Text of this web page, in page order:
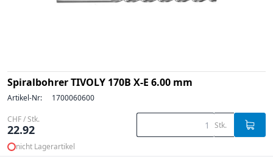
Spiralbohrer TIVOLY 170B X-E 6.00 mm
Artikel-Nr: 1700060600
CHF / Stk.
22.92 Stk.
nicht Lagerartikel